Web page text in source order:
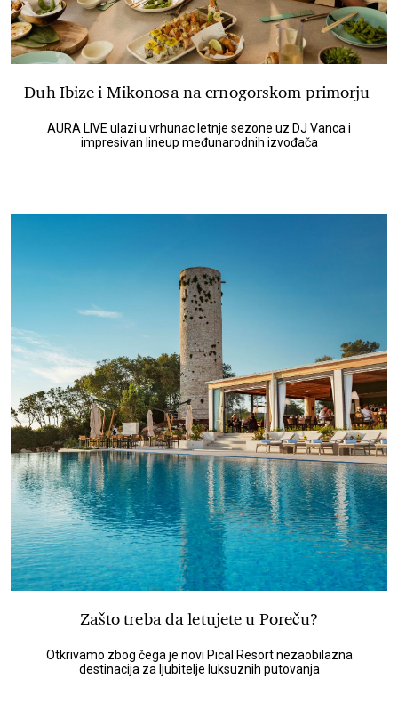
Duh Ibize i Mikonosa na crnogorskom primorju
AURA LIVE ulazi u vrhunac letnje sezone uz DJ Vanca i
impresivan lineup međunarodnih izvođača
Zašto treba da letujete u Poreču?
Otkrivamo zbog čega je novi Pical Resort nezaobilazna
destinacija za ljubitelje luksuznih putovanja